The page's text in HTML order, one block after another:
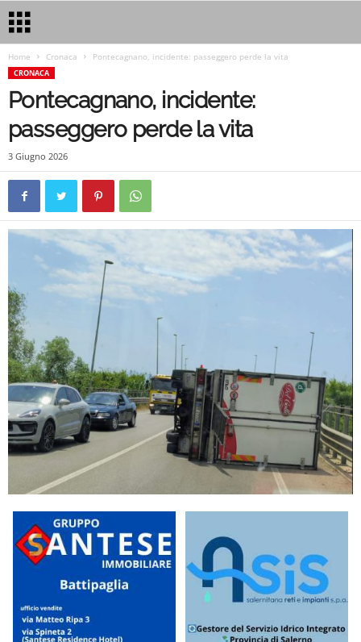
Home Cronaca Pontecagnano, incidente: passeggero perde la vita
CRONACA
Pontecagnano, incidente:
passeggero perde la vita
3 Giugno 2026